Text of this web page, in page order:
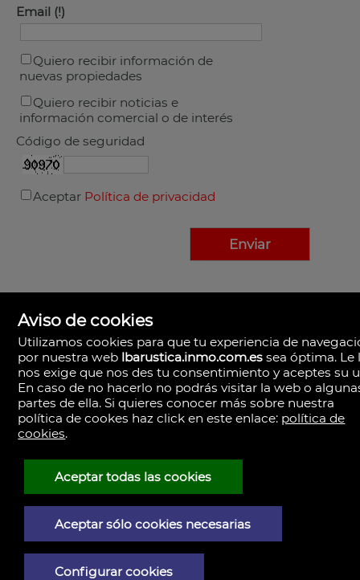
Email
Quiero recibir información de
nuevas propiedades
Quiero recibir noticias e
información comercial o de interés
Código de seguridad
Aceptar Política de privacidad
LBA Rústica
España
(+34)953.043.810
Aviso Legal
Aviso de cookies
Utilizamos cookies para que tu experiencia de
por nuestra web lbarustica.inmo.com.es sea óptima. Le
nos exige que nos des tu consentimiento y aceptes su
En caso de no hacerlo no podrás visitar la web o
partes de ella. Si quieres conocer más sobre nuestra
política de cookes haz click en este enlace: política de
cookies.
Aceptar todas las cookies
Aceptar sólo cookies necesarias
Configurar cookies